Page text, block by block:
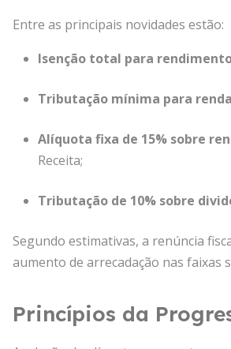
Entre as principais novidades estão:
Isenção total para
Tributação mínima para
Alíquota fixa de 15% sobre
Receita;
Tributação de 10% sobre
Segundo estimativas, a renúncia
aumento de arrecadação nas faixas
Princípios da